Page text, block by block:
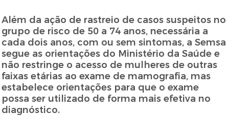
Além da ação de rastreio de casos suspeitos no
grupo de risco de 50 a 74 anos, necessária a
cada dois anos, com ou sem sintomas, a Semsa
segue as orientações do Ministério da Saúde e
não restringe o acesso de mulheres de outras
faixas etárias ao exame de mamografia, mas
estabelece orientações para que o exame
possa ser utilizado de forma mais efetiva no
diagnóstico.